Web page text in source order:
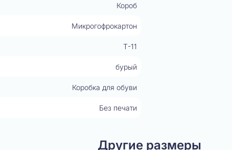
Короб
Микрогофрокартон
Т-11
бурый
Коробка для обуви
Без печати
Другие размеры